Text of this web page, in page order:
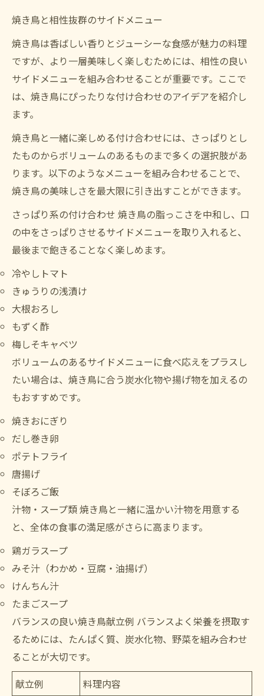
焼き鳥と相性抜群のサイドメニュー
焼き鳥は香ばしい香りとジューシーな食感が魅力の料理
ですが、より一層美味しく楽しむためには、相性の良い
サイドメニューを組み合わせることが重要です。ここで
は、焼き鳥にぴったりな付け合わせのアイデアを紹介し
ます。
焼き鳥と一緒に楽しめる付け合わせには、さっぱりとし
たものからボリュームのあるものまで多くの選択肢があ
ります。以下のようなメニューを組み合わせることで、
焼き鳥の美味しさを最大限に引き出すことができます。
さっぱり系の付け合わせ 焼き鳥の脂っこさを中和し、口
の中をさっぱりさせるサイドメニューを取り入れると、
最後まで飽きることなく楽しめます。
冷やしトマト
きゅうりの浅漬け
大根おろし
もずく酢
梅しそキャベツ
ボリュームのあるサイドメニューに食べ応えをプラスし
たい場合は、焼き鳥に合う炭水化物や揚げ物を加えるの
もおすすめです。
焼きおにぎり
だし巻き卵
ポテトフライ
唐揚げ
そぼろご飯
汁物・スープ類 焼き鳥と一緒に温かい汁物を用意する
と、全体の食事の満足感がさらに高まります。
鶏ガラスープ
みそ汁（わかめ・豆腐・油揚げ）
けんちん汁
たまごスープ
バランスの良い焼き鳥献立例 バランスよく栄養を摂取す
るためには、たんぱく質、炭水化物、野菜を組み合わせ
ることが大切です。
献立例
料理内容